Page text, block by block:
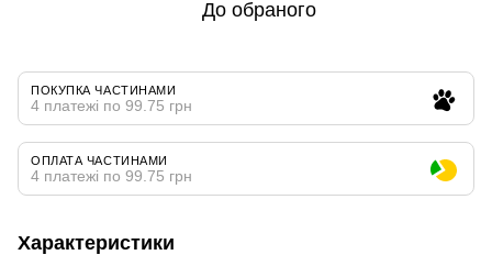
До обраного
ПОКУПКА ЧАСТИНАМИ
4 платежі по 99.75 грн
ОПЛАТА ЧАСТИНАМИ
4 платежі по 99.75 грн
Характеристики